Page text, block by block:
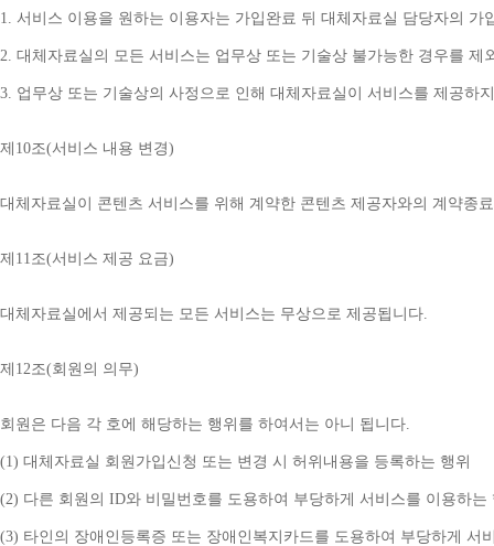
1. 서비스 이용을 원하는 이용자는 가입완료 뒤 대체자료실 담당자의
2. 대체자료실의 모든 서비스는 업무상 또는 기술상 불가능한 경우를 제
3. 업무상 또는 기술상의 사정으로 인해 대체자료실이 서비스를 제공하
제 10조(서비스 내용 변경)
대체자료실이 콘텐츠 서비스를 위해 계약한 콘텐츠 제공자와의 계약종
제 11조(서비스 제공 요금)
대체자료실에서 제공되는 모든 서비스는 무상으로 제공됩니다.
제 12조(회원의 의무)
회원은 다음 각 호에 해당하는 행위를 하여서는 아니 됩니다.
(1) 대체자료실 회원가입신청 또는 변경 시 허위내용을 등록하는 행위
(2) 다른 회원의 ID와 비밀번호를 도용하여 부당하게 서비스를 이용하는
(3) 타인의 장애인등록증 또는 장애인복지카드를 도용하여 부당하게 서